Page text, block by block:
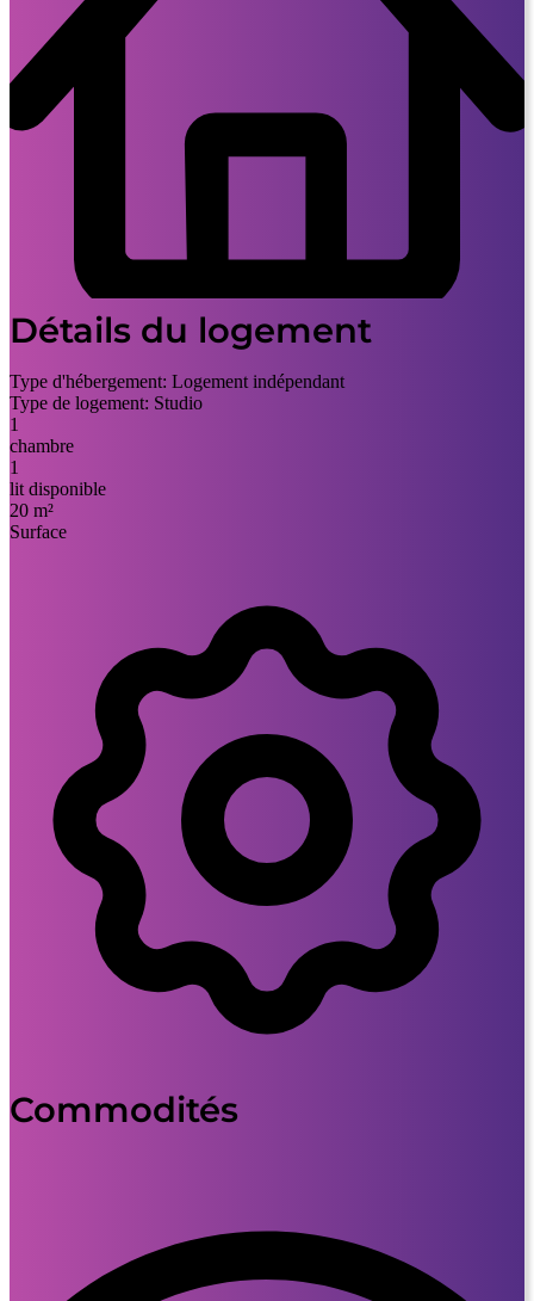
Détails du logement
Type d'hébergement: Logement indépendant
Type de logement: Studio
1
chambre
1
lit disponible
20 m²
Surface
Commodités